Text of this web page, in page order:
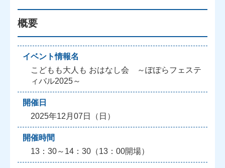
概要
イベント情報名
こどもも大人も おはなし会 ～ぽぽらフェステ
ィバル2025～
開催日
2025年12月07日（日）
開催時間
13：30～14：30（13：00開場）